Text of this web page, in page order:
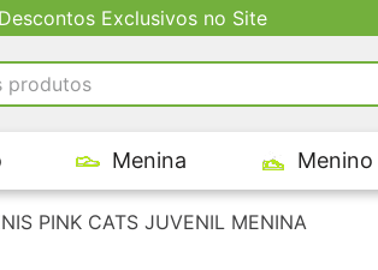
Descontos Exclusivos no Site
Menina Menino
PINK CATS JUVENIL MENINA